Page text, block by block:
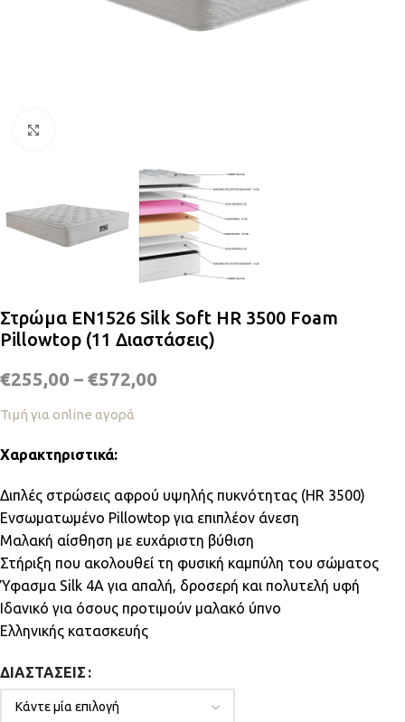
Στρώμα EN1526 Silk Soft HR 3500 Foam
Pillowtop (11 Διαστάσεις)
€255,00 – €572,00
Τιμή για online αγορά
Χαρακτηριστικά:
Διπλές στρώσεις αφρού υψηλής πυκνότητας (HR 3500)
Ενσωματωμένο Pillowtop για επιπλέον άνεση
Μαλακή αίσθηση με ευχάριστη βύθιση
Στήριξη που ακολουθεί τη φυσική καμπύλη του σώματος
Ύφασμα Silk 4A για απαλή, δροσερή και πολυτελή υφή
Ιδανικό για όσους προτιμούν μαλακό ύπνο
Ελληνικής κατασκευής
ΔΙΑΣΤΆΣΕΙΣ